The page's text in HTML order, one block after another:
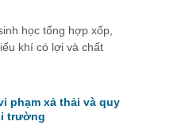
học tổng hợp xốp,
khí có lợi và chất
phạm xả thải và quy
trường